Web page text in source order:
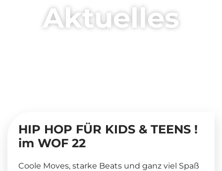
Aktuelles
HIP HOP FÜR KIDS & TEENS !
im WOF 22
Coole Moves, starke Beats und ganz viel Spaß